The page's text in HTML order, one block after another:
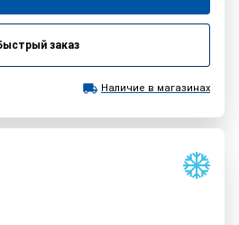
заказ
Наличие в магазинах